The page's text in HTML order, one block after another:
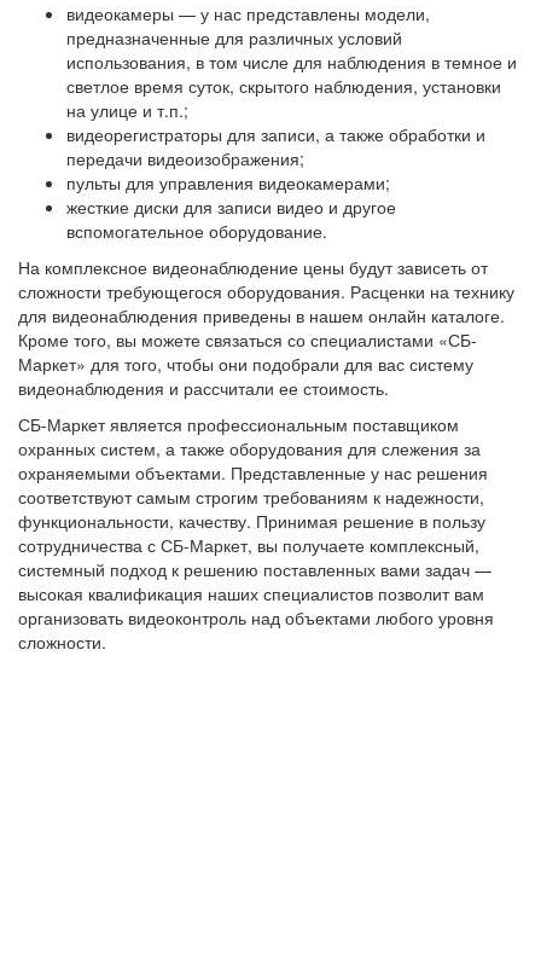
видеокамеры — у нас представлены модели,
предназначенные для различных условий
использования, в том числе для наблюдения в темное и
светлое время суток, скрытого наблюдения, установки
на улице и т.п.;
видеорегистраторы для записи, а также обработки и
передачи видеоизображения;
пульты для управления видеокамерами;
жесткие диски для записи видео и другое
вспомогательное оборудование.
На комплексное видеонаблюдение цены будут зависеть от
сложности требующегося оборудования. Расценки на технику
для видеонаблюдения приведены в нашем онлайн каталоге.
Кроме того, вы можете связаться со специалистами «СБ-
Маркет» для того, чтобы они подобрали для вас систему
видеонаблюдения и рассчитали ее стоимость.
СБ-Маркет является профессиональным поставщиком
охранных систем, а также оборудования для слежения за
охраняемыми объектами. Представленные у нас решения
соответствуют самым строгим требованиям к надежности,
функциональности, качеству. Принимая решение в пользу
сотрудничества с СБ-Маркет, вы получаете комплексный,
системный подход к решению поставленных вами задач —
высокая квалификация наших специалистов позволит вам
организовать видеоконтроль над объектами любого уровня
сложности.